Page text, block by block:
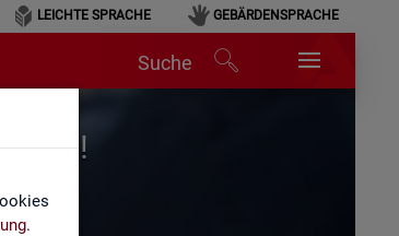
.
LEICHTE SPRACHE GEBÄRDENSPRACHE
Suche